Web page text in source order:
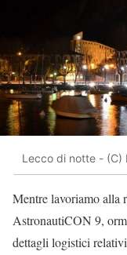
Lecco di notte - (C)
Mentre lavoriamo alla
AstronautiCON 9,
dettagli logistici